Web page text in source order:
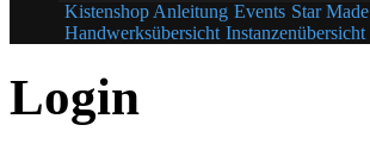
Kistenshop Anleitung Events Star Made
Handwerksübersicht Instanzenübersicht
Login